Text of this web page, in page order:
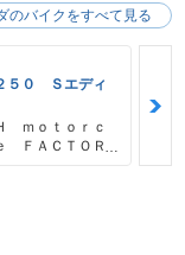
５０ Ｓエディ
ｍｏｔｏｒｃ
ＦＡＣＴＯＲ
のバイクをすべて見る